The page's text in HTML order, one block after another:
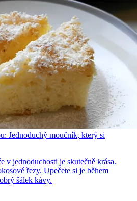
Jednoduchý moučník, který si
v jednoduchosti je skutečně krása.
řezy. Upečete si je během
šálek kávy.